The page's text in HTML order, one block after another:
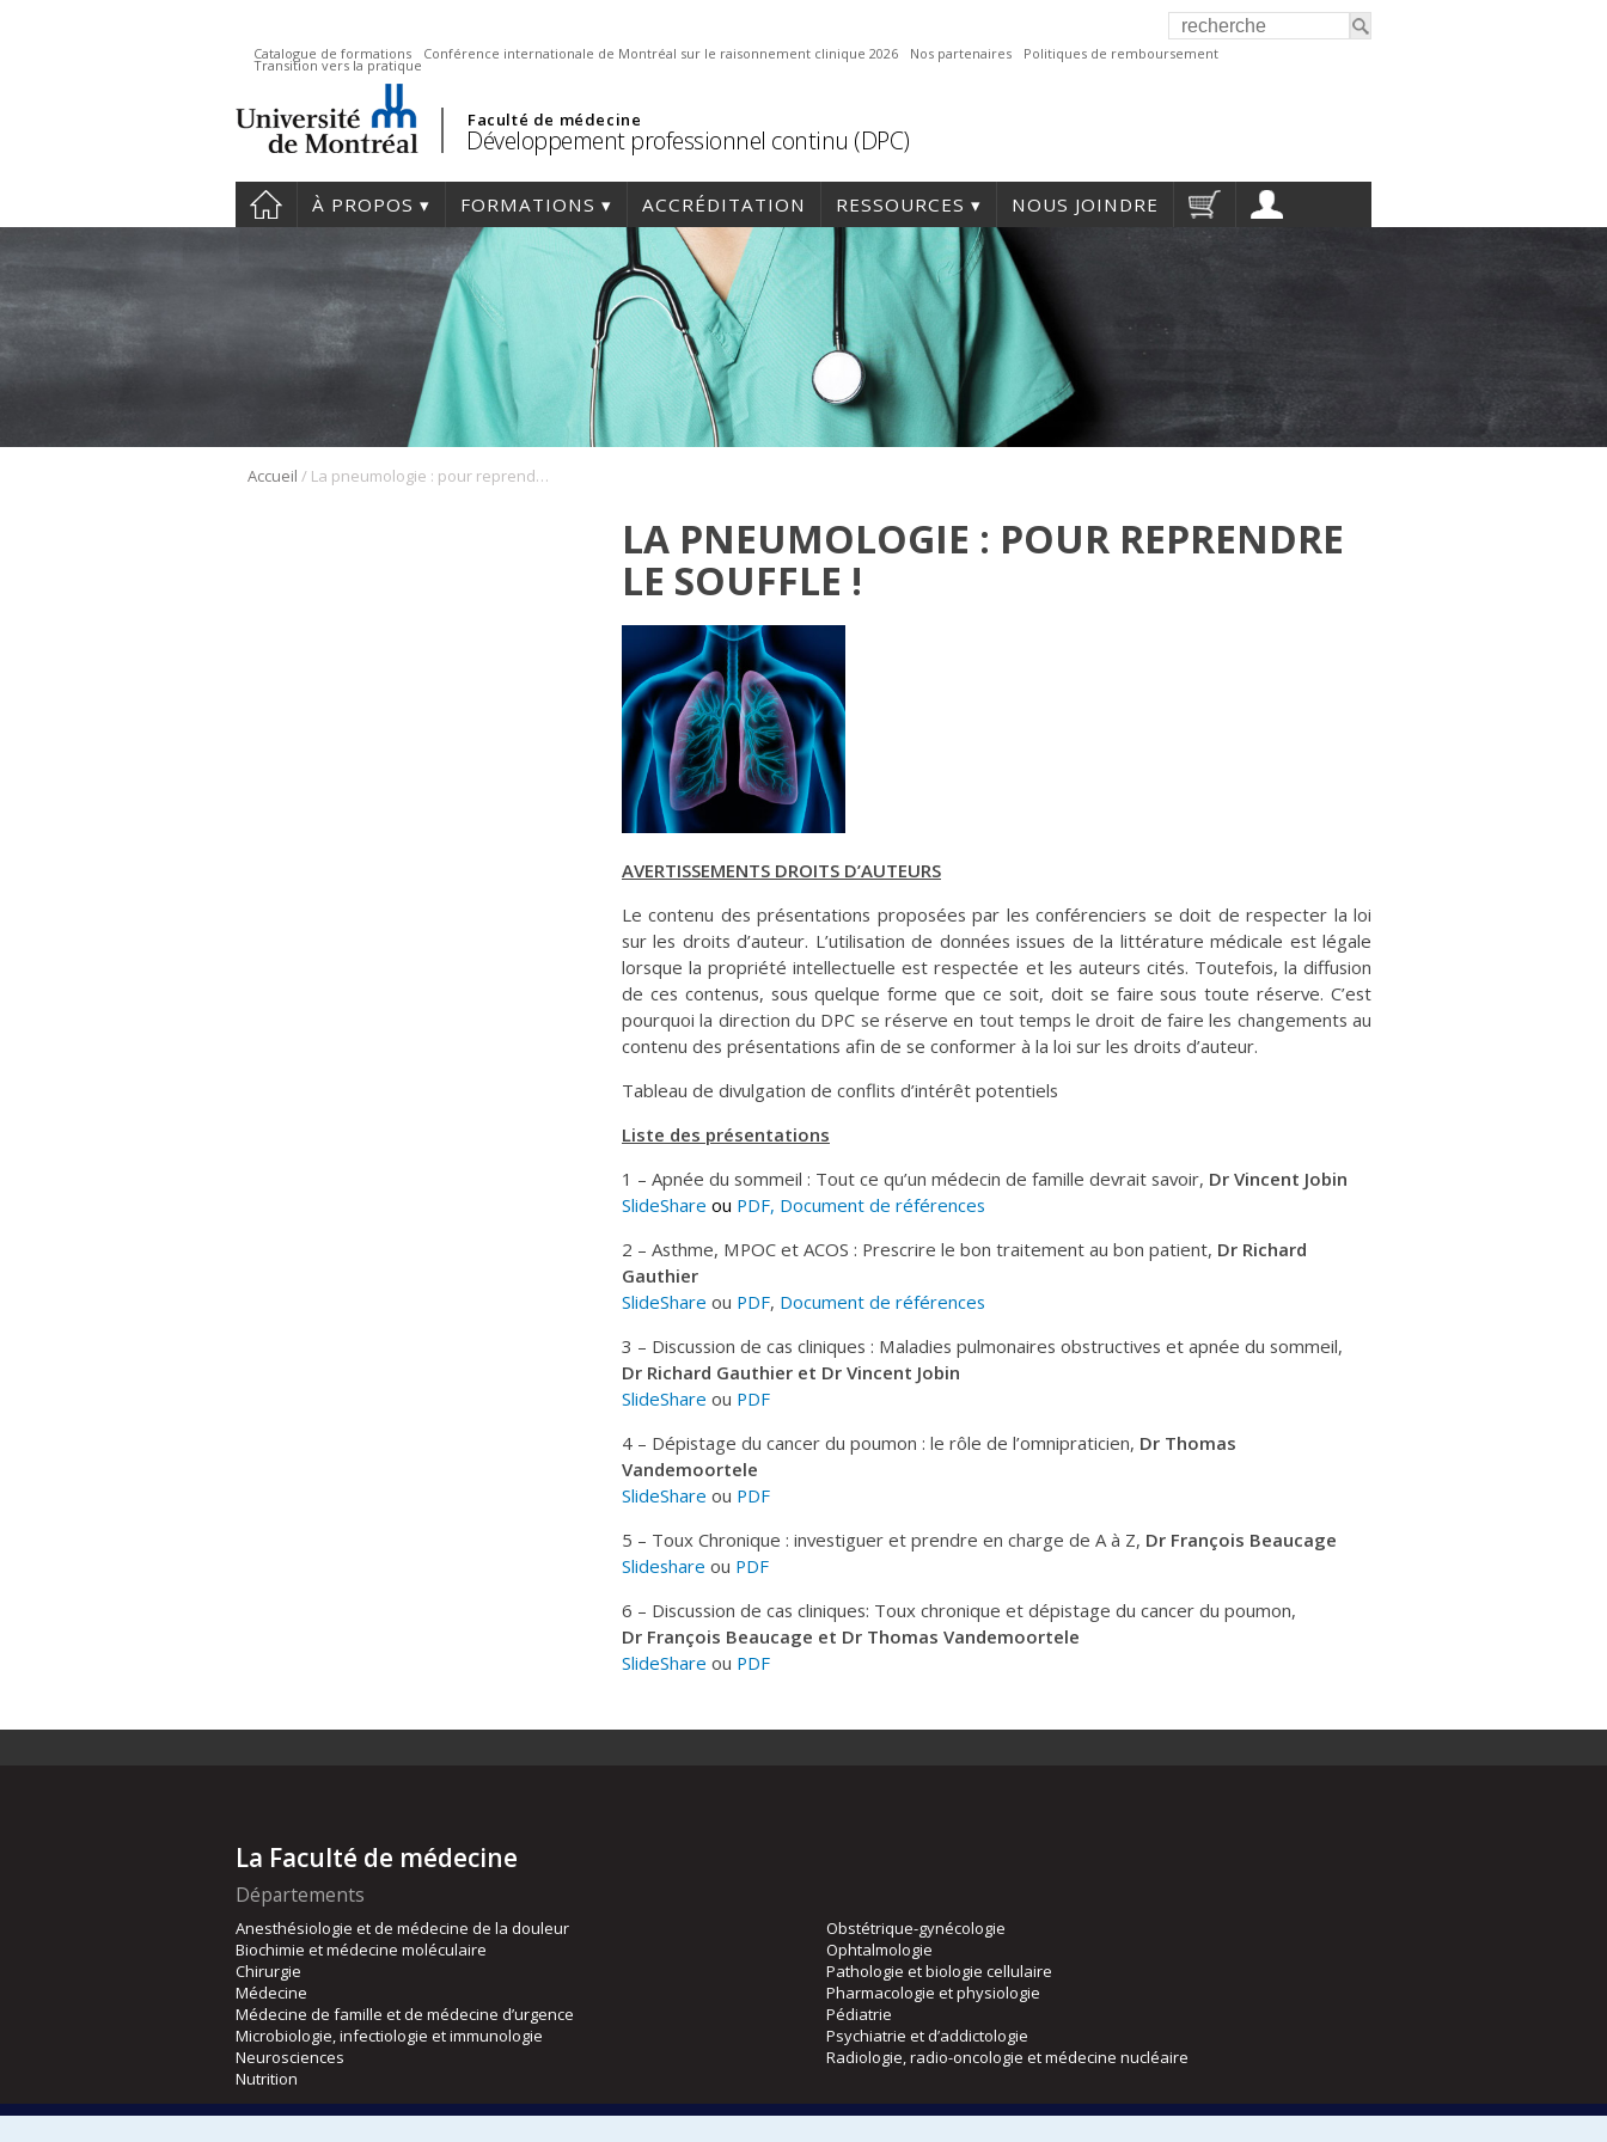
Catalogue de formations Conférence internationale de Montréal sur le raisonnement clinique 2026 Nos partenaires Politiques de remboursement
Transition vers la pratique
Faculté de médecine
Développement professionnel continu (DPC)
À PROPOS FORMATIONS ACCRÉDITATION RESSOURCES NOUS JOINDRE
Accueil / La pneumologie : pour reprendre le souffle !
LA PNEUMOLOGIE : POUR REPRENDRE
LE SOUFFLE !
AVERTISSEMENTS DROITS D’AUTEURS
Le contenu des présentations proposées par les conférenciers se doit de respecter la loi
sur les droits d’auteur. L’utilisation de données issues de la littérature médicale est légale
lorsque la propriété intellectuelle est respectée et les auteurs cités. Toutefois, la diffusion
de ces contenus, sous quelque forme que ce soit, doit se faire sous toute réserve. C’est
pourquoi la direction du DPC se réserve en tout temps le droit de faire les changements au
contenu des présentations afin de se conformer à la loi sur les droits d’auteur.
Tableau de divulgation de conflits d’intérêt potentiels
Liste des présentations
1 – Apnée du sommeil : Tout ce qu’un médecin de famille devrait savoir, Dr Vincent Jobin
SlideShare ou PDF, Document de références
2 – Asthme, MPOC et ACOS : Prescrire le bon traitement au bon patient, Dr Richard
Gauthier
SlideShare ou PDF, Document de références
3 – Discussion de cas cliniques : Maladies pulmonaires obstructives et apnée du sommeil,
Dr Richard Gauthier et Dr Vincent Jobin
SlideShare ou PDF
4 – Dépistage du cancer du poumon : le rôle de l’omnipraticien, Dr Thomas
Vandemoortele
SlideShare ou PDF
5 – Toux Chronique : investiguer et prendre en charge de A à Z, Dr François Beaucage
Slideshare ou PDF
6 – Discussion de cas cliniques: Toux chronique et dépistage du cancer du poumon,
Dr François Beaucage et Dr Thomas Vandemoortele
SlideShare ou PDF
La Faculté de médecine
Départements
Anesthésiologie et de médecine de la douleur
Biochimie et médecine moléculaire
Chirurgie
Médecine
Médecine de famille et de médecine d’urgence
Microbiologie, infectiologie et immunologie
Neurosciences
Nutrition
Obstétrique-gynécologie
Ophtalmologie
Pathologie et biologie cellulaire
Pharmacologie et physiologie
Pédiatrie
Psychiatrie et d’addictologie
Radiologie, radio-oncologie et médecine nucléaire